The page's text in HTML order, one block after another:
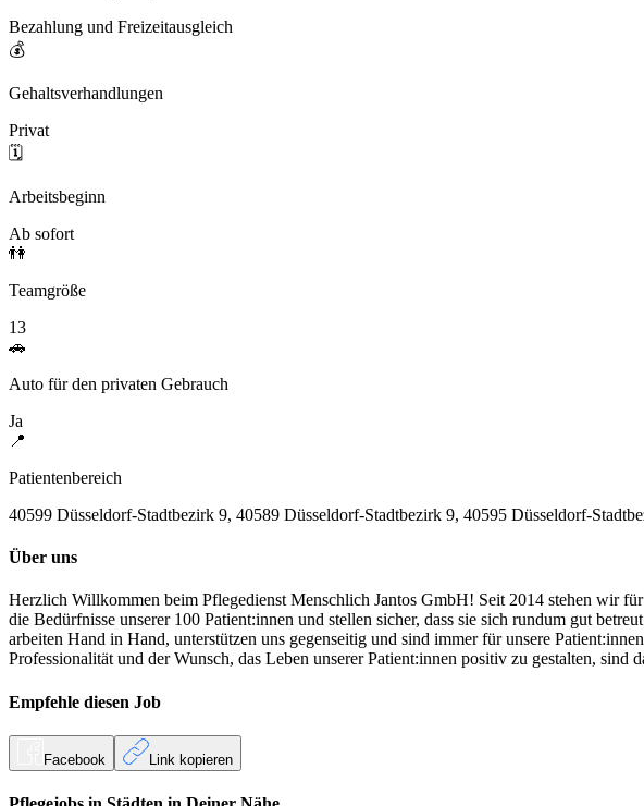
Bezahlung und Freizeitausgleich
💰
Gehaltsverhandlungen
Privat
🗓️
Arbeitsbeginn
Ab sofort
👫
Teamgröße
13
🚗
Auto für den privaten Gebrauch
Ja
📍
Patientenbereich
40599 Düsseldorf-Stadtbezirk 9, 40589 Düsseldorf-Stadtbezirk 9, 40595 Düsseldorf-
Über uns
Herzlich Willkommen beim Pflegedienst Menschlich Jantos GmbH! Seit 2014 stehen wir
die Bedürfnisse unserer 100 Patient:innen und stellen sicher, dass sie sich rundum gut
arbeiten Hand in Hand, unterstützen uns gegenseitig und sind immer für unsere
Professionalität und der Wunsch, das Leben unserer Patient:innen positiv zu gestalten,
Empfehle diesen Job
Facebook Link kopieren